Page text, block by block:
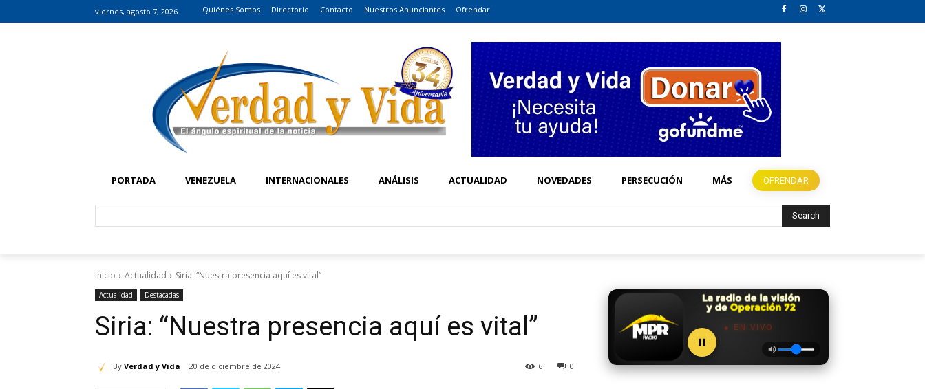
viernes, agosto 7, 2026 Quiénes Somos Directorio Contacto Nuestros Anunciantes Ofrendar
PORTADA VENEZUELA INTERNACIONALES ANÁLISIS ACTUALIDAD NOVEDADES PERSECUCIÓN MÁS OFRENDAR
Search
Inicio Actualidad Siria: “Nuestra presencia aquí es vital”
Actualidad Destacadas
Siria: “Nuestra presencia aquí es vital”
By Verdad y Vida 20 de diciembre de 2024 0
6
● EN VIVO